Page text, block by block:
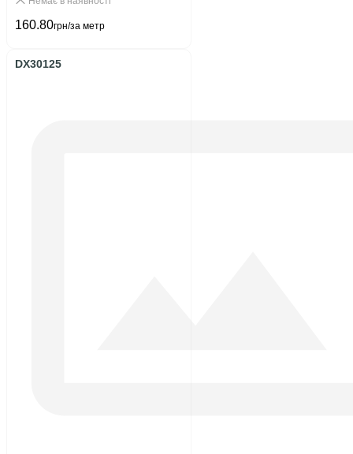
160.80грн/за метр
DX30125